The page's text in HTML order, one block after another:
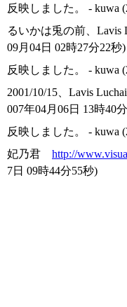
反映しました。 - kuwa
るいかは兎の前、Lavis
09月04日 02時27分22秒)
反映しました。 - kuwa
2001/10/15、Lavis
007年04月06日 13時40
反映しました。 - kuwa
妃乃君 http://
7日 09時44分55秒)